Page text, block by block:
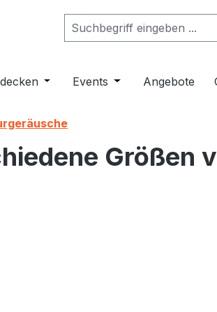
der Kategorie Musikinstrumente
Schließe das Dropdown der Kategorie
Öffne oder Schließe das
Events Öffne oderAngebote
Größen